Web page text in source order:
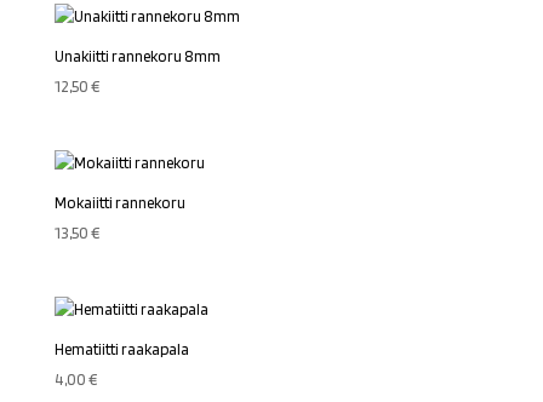
Unakiitti rannekoru 8mm
12,50€
Mokaiitti rannekoru
13,50€
Hematiitti raakapala
4,00€